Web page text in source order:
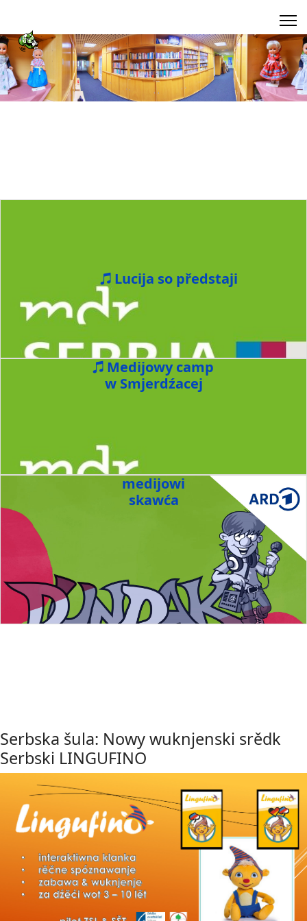
Lucija so předstaji
Medijowy camp
w Smjerdźacej
medijowi
skawća
Serbska šula: Nowy wuknjenski srědk
Serbski LINGUFINO